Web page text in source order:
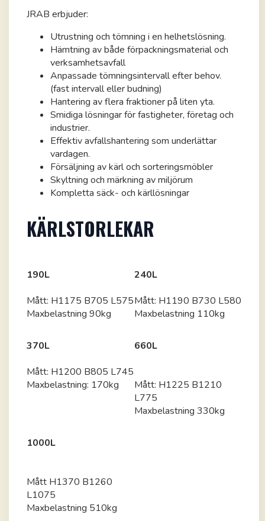
JRAB erbjuder:
Utrustning och tömning i en helhetslösning.
Hämtning av både förpackningsmaterial och
verksamhetsavfall
Anpassade tömningsintervall efter behov.
(fast intervall eller budning)
Hantering av flera fraktioner på liten yta.
Smidiga lösningar för fastigheter, företag och
industrier.
Effektiv avfallshantering som underlättar
vardagen.
Försäljning av kärl och sorteringsmöbler
Skyltning och märkning av miljörum
Kompletta säck- och kärllösningar
KÄRLSTORLEKAR
190L
Mått: H1175 B705 L575
Maxbelastning 90kg
240L
Mått: H1190 B730 L580
Maxbelastning 110kg
370L
Mått: H1200 B805 L745
Maxbelastning: 170kg
660L
Mått: H1225 B1210
L775
Maxbelastning 330kg
1000L
Mått H1370 B1260
L1075
Maxbelastning 510kg